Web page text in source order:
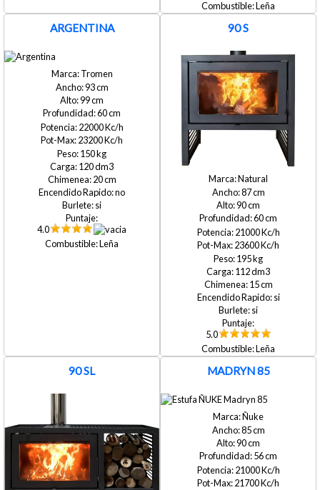
Leña
ARGENTINA
Tromen
93
99
60
22000
23200
150
120
20
no
si
4.0
Leña
90 S
Natural
87
90
60
21000
23600
195
112
15
si
si
5.0
Leña
90 SL MADRYN 85
Ñuke
85
90
56
21000
21700